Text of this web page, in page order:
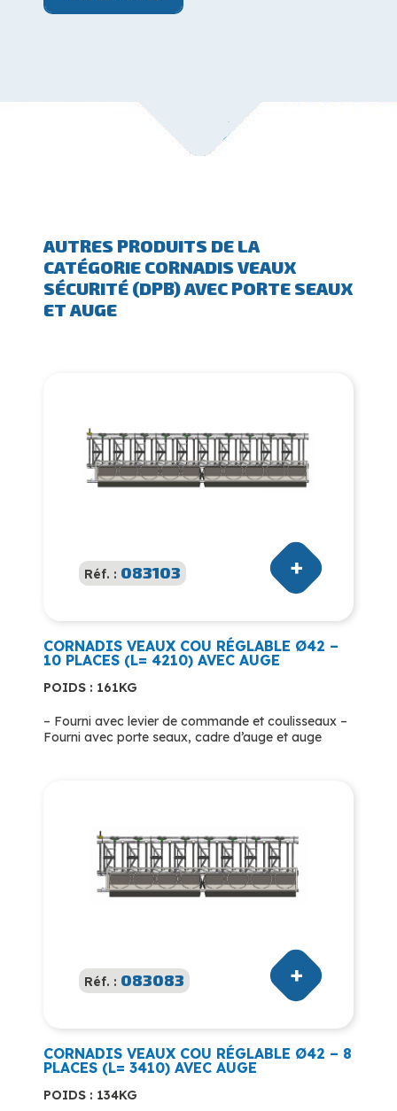
AUTRES PRODUITS DE LA
CATÉGORIE CORNADIS VEAUX
SÉCURITÉ (DPB) AVEC PORTE SEAUX
ET AUGE
Réf. : 083103
CORNADIS VEAUX COU RÉGLABLE Ø42 –
10 PLACES (L= 4210) AVEC AUGE
POIDS : 161KG
– Fourni avec levier de commande et coulisseaux –
Fourni avec porte seaux, cadre d’auge et auge
Réf. : 083083
CORNADIS VEAUX COU RÉGLABLE Ø42 – 8
PLACES (L= 3410) AVEC AUGE
POIDS : 134KG